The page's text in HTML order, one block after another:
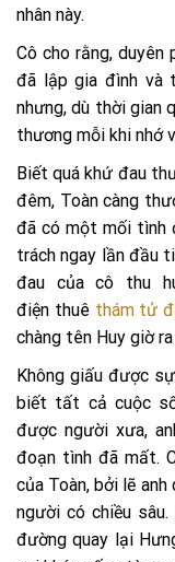
nhân này.
Cô cho rằng,
đã lập gia đình và
nhưng, dù thời gian
thương mỗi khi nhớ
Biết quá khứ đau
đêm, Toàn càng
đã có một mối tình
trách ngay lần đầu
đau của cô thu
điện thuê thám tử
chàng tên Huy giờ
Không giấu được
biết tất cả cuộc
được người xưa,
đoạn tình đã mất.
của Toàn, bởi lẽ
người có chiều
đường quay lại